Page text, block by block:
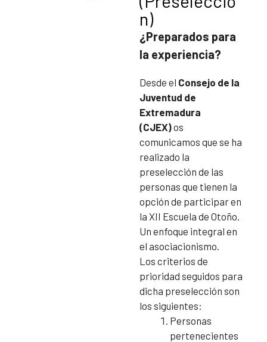
n)
¿Preparados para
la experiencia?
Desde el Consejo de la
Juventud de
Extremadura
(CJEX)os
comunicamos que se ha
realizado la
preselección de las
personas que tienen la
opción de participar en
la XII Escuela de Otoño.
Un enfoque integral en
el asociacionismo.
Los criterios de
prioridad seguidos para
dicha preselección son
los siguientes:
Personas
pertenecientes